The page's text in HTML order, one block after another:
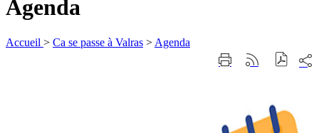
Agenda
Accueil > Ca se passe à Valras > Agenda
ImprimerGénérer
sur